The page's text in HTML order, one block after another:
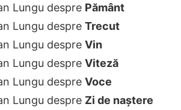
Lungu despre Pământ
Lungu despre Trecut
Lungu despre Vin
Lungu despre Viteză
Lungu despre Voce
Lungu despre Zi de naștere